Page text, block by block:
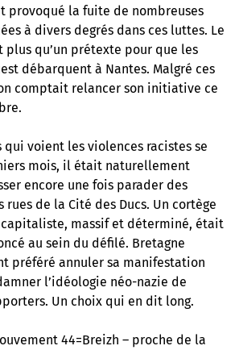
provoqué la fuite de nombreuses
à divers degrés dans ces luttes. Le
plus qu’un prétexte pour que les
débarquent à Nantes. Malgré ces
comptait relancer son initiative ce
qui voient les violences racistes se
mois, il était naturellement
encore une fois parader des
rues de la Cité des Ducs. Un cortège
massif et déterminé, était
au sein du défilé. Bretagne
préféré annuler sa manifestation
l’idéologie néo-nazie de
Un choix qui en dit long.
44=Breizh – proche de la